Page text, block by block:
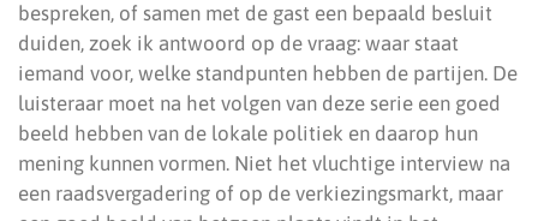
bespreken, of samen met de gast een bepaald besluit
duiden, zoek ik antwoord op de vraag: waar staat
iemand voor, welke standpunten hebben de partijen. De
luisteraar moet na het volgen van deze serie een goed
beeld hebben van de lokale politiek en daarop hun
mening kunnen vormen. Niet het vluchtige interview na
een raadsvergadering of op de verkiezingsmarkt, maar